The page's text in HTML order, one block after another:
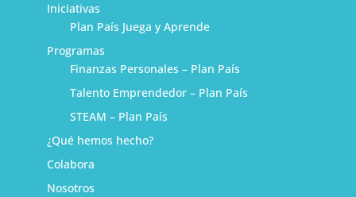
Iniciativas
Plan País Juega y Aprende
Programas
Finanzas Personales – Plan País
Talento Emprendedor – Plan País
STEAM – Plan País
¿Qué hemos hecho?
Colabora
Nosotros